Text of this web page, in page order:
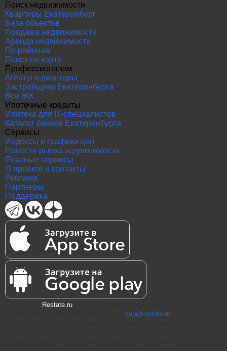
Поиск недвижимости
Квартиры Екатеринбург
База объектов
Продажа недвижимости
Аренда недвижимости
По районам
Поиск по карте
Профессионалам
Агенты и риэлторы
Застройщики Екатеринбурга
Все ЖК
Ипотечные кредиты
Ипотека для IT-специалистов
Каталог банков Екатеринбурга
Сервисы
Индексы и графики цен
Новости рынка недвижимости
Платные сервисы
О проекте и контакты
Реклама
Партнеры
Поддержка
Restate.ru
sup@restate.ru